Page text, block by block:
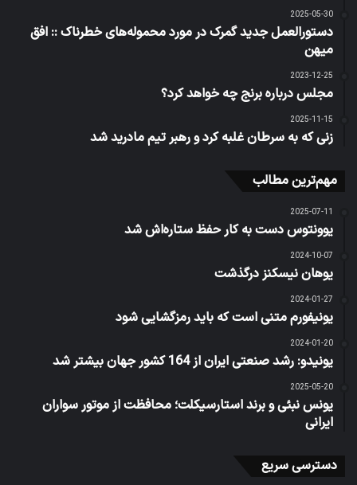
2025-05-30
دستورالعمل جدید گمرک در مورد محموله‌های خطرناک :: افق
میهن
2023-12-25
مجلس درباره برنج چه خواهد کرد؟
2025-11-15
زنی که به سرطان غلبه کرد و رهبر تیم مادرید شد
مهم‌ترین مطالب
2025-07-11
یوونتوس دست به کار حفظ ستاره‌اش شد
2024-10-07
یوهان نیسکنز درگذشت
2024-01-27
یونیفورم متنی است که باید رمزگشایی شود
2024-01-20
یونیدو: رشد صنعتی ایران از 164 کشور جهان بیشتر شد
2025-05-20
یونس نبئی و برند استارسیکلت؛ محافظت از موتور سواران
ایرانی
دسترسی سریع